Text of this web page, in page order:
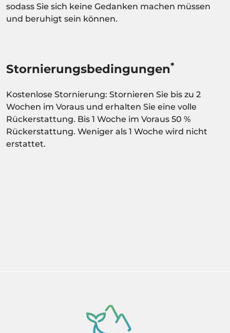
sodass Sie sich keine Gedanken machen müssen
und beruhigt sein können.
Stornierungsbedingungen*
Kostenlose Stornierung: Stornieren Sie bis zu 2
Wochen im Voraus und erhalten Sie eine volle
Rückerstattung. Bis 1 Woche im Voraus 50 %
Rückerstattung. Weniger als 1 Woche wird nicht
erstattet.